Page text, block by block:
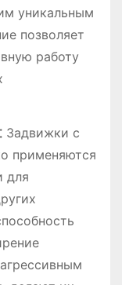
уникальным
позволяет
работу
Задвижки с
применяются
для